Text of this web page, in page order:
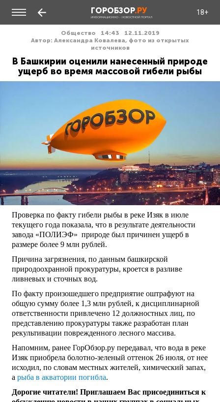
ГОРОБЗОР.РУ
ИНФОРМАЦИОННО - НОВОСТНОЙ ПОРТАЛ
18+
Общество 14:43
12.11.2019
Автор: Александра Ковалева, фото из открытых
источников
В Башкирии оценили нанесенный природе
ущерб во время массовой гибели рыбы
Проверка по факту гибели рыбы в реке Изяк в июле
текущего года показала, что в результате деятельности
завода «ПОЛИЭФ» природе был причинен ущерб в
размере более 9 млн рублей.
Причина загрязнения, по данным башкирской
природоохранной прокуратуры, кроется в разливе
ливневых и сточных вод.
По факту произошедшего предприятие оштрафуют на
общую сумму более 1,3 млн рублей, к дисциплинарной
ответственности привлечено 12 должностных лиц, по
представлению прокуратуры также разработан план
рекультивации поврежденного лесного массива.
Напомним, ранее ГорОбзор.ру передавал, что вода в реке
Изяк приобрела болотно-зеленый оттенок 26 июля, от нее
исходил, по словам местных жителей, химический запах,
а рыба в акватории погибла.
Дорогие читатели! Приглашаем Вас присоединиться к